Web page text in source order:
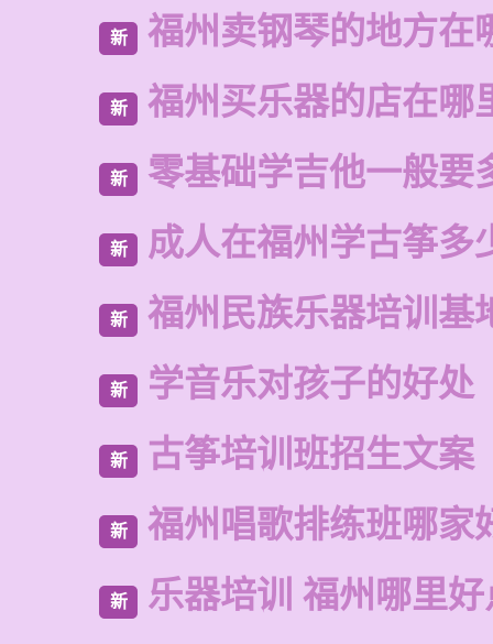
新 福州卖钢琴的地方在
新 福州买乐器的店在哪
新 零基础学吉他一般要
新 成人在福州学古筝多
新 福州民族乐器培训基
新 学音乐对孩子的好处
新 古筝培训班招生文案
新 福州唱歌排练班哪家
新 乐器培训 福州哪里